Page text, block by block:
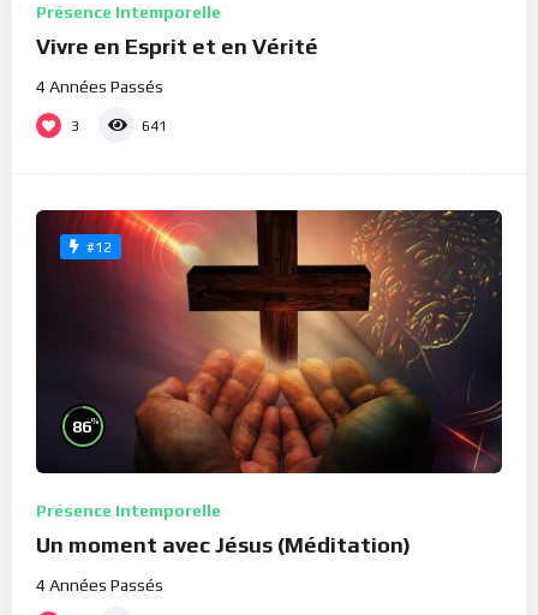
Présence Intemporelle
Vivre en Esprit et en Vérité
4 Années Passés
3 641
#12
86%
Présence Intemporelle
Un moment avec Jésus (Méditation)
4 Années Passés